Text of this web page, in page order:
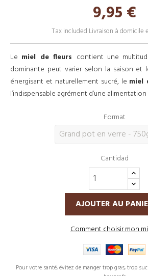
9,95 €
Tax included Livraison à domicile
Le miel de fleurs contient une
dominante peut varier selon la saison et
énergisant et naturellement sucré, le miel
l’indispensable agrément d’une
Format
Cantidad
AJOUTER AU
Comment choisir mon
Pour votre santé, évitez de manger trop gras, trop